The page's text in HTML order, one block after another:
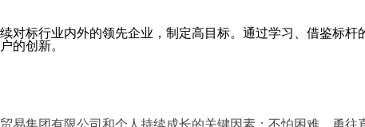
对标行业内外的领先企业，制定高目标。通过学习、借鉴标
的创新。
易集团有限公司和个人持续成长的关键因素；不怕困难，勇